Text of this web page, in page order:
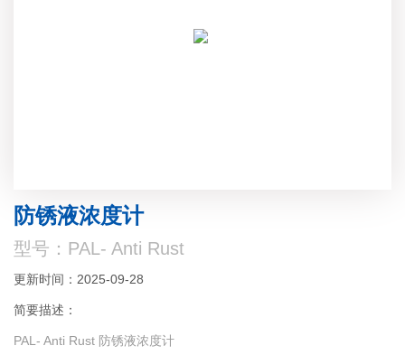
防锈液浓度计
型号：PAL- Anti Rust
更新时间：2025-09-28
简要描述：
PAL- Anti Rust 防锈液浓度计